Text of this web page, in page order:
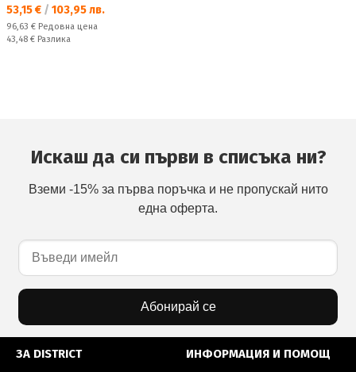
Текуща цена:
53,15 € / 103,95 лв.
Редовна цена:
96,63 € Редовна цена
Спестявате:
43,48 € Разлика
Искаш да си първи в списъка ни?
Вземи -15% за първа поръчка и не пропускай нито
една оферта.
Абонирай се
ЗА DISTRICT ИНФОРМАЦИЯ И ПОМОЩ